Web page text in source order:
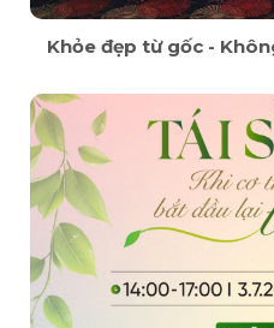
Khỏe đẹp từ gốc -